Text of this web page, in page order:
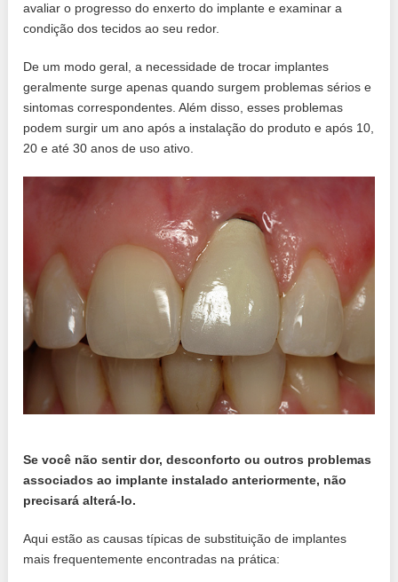
avaliar o progresso do enxerto do implante e examinar a
condição dos tecidos ao seu redor.
De um modo geral, a necessidade de trocar implantes
geralmente surge apenas quando surgem problemas sérios e
sintomas correspondentes. Além disso, esses problemas
podem surgir um ano após a instalação do produto e após 10,
20 e até 30 anos de uso ativo.
Se você não sentir dor, desconforto ou outros problemas
associados ao implante instalado anteriormente, não
precisará alterá-lo.
Aqui estão as causas típicas de substituição de implantes
mais frequentemente encontradas na prática: